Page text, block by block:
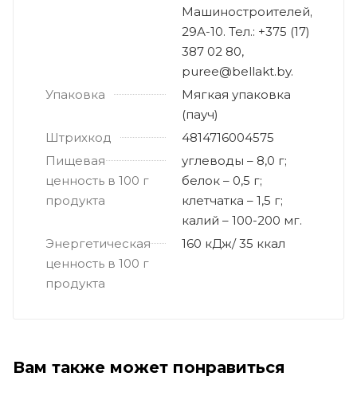
Машиностроителей,
29А-10. Тел.: +375 (17)
387 02 80,
puree@bellakt.by.
Упаковка
Мягкая упаковка
(пауч)
Штрихкод
4814716004575
Пищевая
ценность в 100 г
продукта
углеводы – 8,0 г;
белок – 0,5 г;
клетчатка – 1,5 г;
калий – 100-200 мг.
Энергетическая
ценность в 100 г
продукта
160 кДж/ 35 ккал
Вам также может понравиться